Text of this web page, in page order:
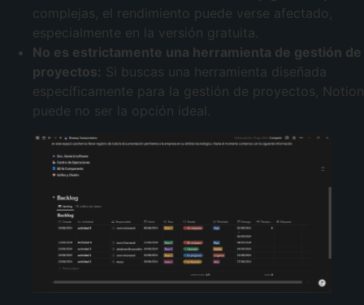
complejas, el rendimiento puede verse afectado,
especialmente en la versión gratuita.
No es estrictamente una herramienta de gestión de
proyectos: Si buscas una herramienta diseñada
específicamente para la gestión de proyectos, Notion
puede no ser la opción ideal.